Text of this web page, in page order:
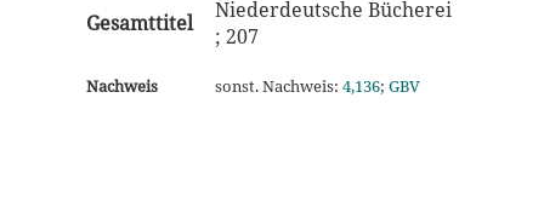
Gesamttitel
Niederdeutsche Bücherei
; 207
Nachweis sonst. Nachweis: 4,136; GBV